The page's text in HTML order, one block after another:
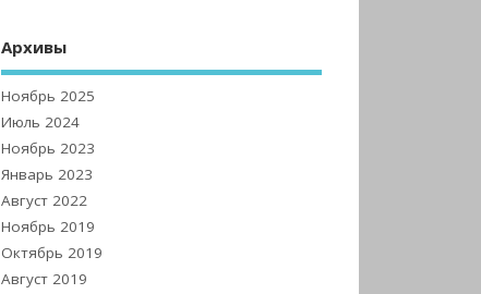
Архивы
Ноябрь 2025
Июль 2024
Ноябрь 2023
Январь 2023
Август 2022
Ноябрь 2019
Октябрь 2019
Август 2019